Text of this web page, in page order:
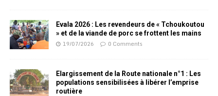
Evala 2026 : Les revendeurs de « Tchoukoutou
» et de la viande de porc se frottent les mains
19/07/2026 0 Comments
Elargissement de la Route nationale n°1 : Les
populations sensibilisées à libérer l’emprise
routière